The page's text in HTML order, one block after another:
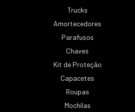
Trucks
Amortecedores
Parafusos
Chaves
Kit de Proteção
Capacetes
Roupas
Mochilas